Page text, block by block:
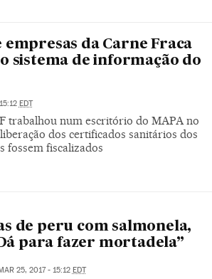
da Carne Fraca
sistema de informação do
EDT
trabalhou num escritório do MAPA no
dos certificados sanitários dos
fossem fiscalizados
de peru com salmonela,
para fazer mortadela”
25, 2017 - 15:12 EDT